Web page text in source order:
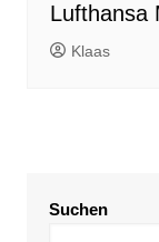
Lufthansa
Klaas
Suchen